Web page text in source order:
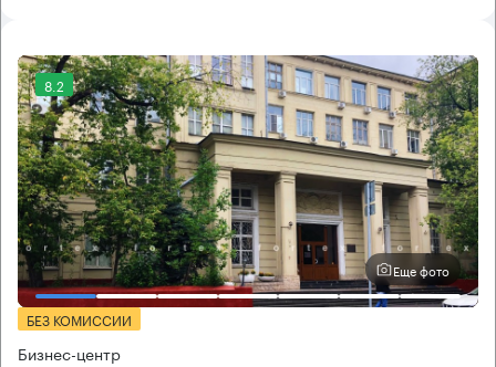
8.2
Еще фото
БЕЗ КОМИССИИ
Бизнес-центр